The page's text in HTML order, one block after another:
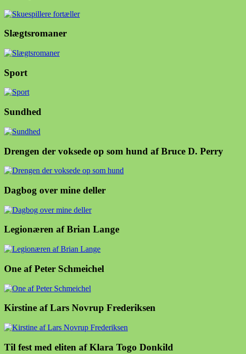
Slægtsromaner
Sport
Sundhed
Drengen der voksede op som hund af Bruce D. Perry
Dagbog over mine deller
Legionæren af Brian Lange
One af Peter Schmeichel
Kirstine af Lars Novrup Frederiksen
Til fest med eliten af Klara Togo Donkild